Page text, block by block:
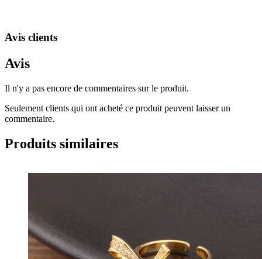
Avis clients
Avis
Il n'y a pas encore de commentaires sur le produit.
Seulement clients qui ont acheté ce produit peuvent laisser un
commentaire.
Produits similaires